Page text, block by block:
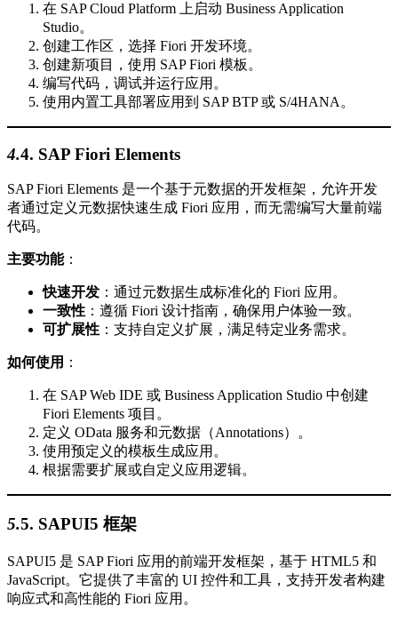
在 SAP Cloud Platform 上启动 Business Application
Studio。
创建工作区，选择 Fiori 开发环境。
创建新项目，使用 SAP Fiori 模板。
编写代码，调试并运行应用。
使用内置工具部署应用到 SAP BTP 或 S/4HANA。
4.4. SAP Fiori Elements
SAP Fiori Elements 是一个基于元数据的开发框架，允许开发
者通过定义元数据快速生成 Fiori 应用，而无需编写大量前端
代码。
主要功能：
快速开发 ：通过元数据生成标准化的 Fiori 应用。
一致性 ：遵循 Fiori 设计指南，确保用户体验一致。
可扩展性 ：支持自定义扩展，满足特定业务需求。
如何使用 ：
在 SAP Web IDE 或 Business Application Studio 中创建
Fiori Elements 项目。
定义 OData 服务和元数据（Annotations）。
使用预定义的模板生成应用。
根据需要扩展或自定义应用逻辑。
5.5. SAPUI5 框架
SAPUI5 是 SAP Fiori 应用的前端开发框架，基于 HTML5 和
JavaScript。它提供了丰富的 UI 控件和工具，支持开发者构建
响应式和高性能的 Fiori 应用。